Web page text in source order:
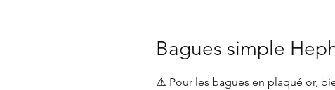
Bagues simple
⚠️ Pour les bagues en plaqué or,